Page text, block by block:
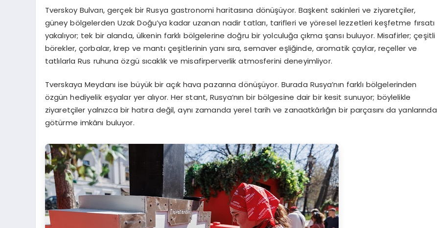
Tverskoy Bulvarı, gerçek bir Rusya gastronomi haritasına dönüşüyor. Başkent sakinleri ve ziyaretçiler,
güney bölgelerden Uzak Doğu’ya kadar uzanan nadir tatları, tarifleri ve yöresel lezzetleri keşfetme fırsatı
yakalıyor; tek bir alanda, ülkenin farklı bölgelerine doğru bir yolculuğa çıkma şansı buluyor. Misafirler; çeşitli
börekler, çorbalar, krep ve mantı çeşitlerinin yanı sıra, semaver eşliğinde, aromatik çaylar, reçeller ve
tatlılarla Rus ruhuna özgü sıcaklık ve misafirperverlik atmosferini deneyimliyor.
Tverskaya Meydanı ise büyük bir açık hava pazarına dönüşüyor. Burada Rusya’nın farklı bölgelerinden
özgün hediyelik eşyalar yer alıyor. Her stant, Rusya’nın bir bölgesine dair bir kesit sunuyor; böylelikle
ziyaretçiler yalnızca bir hatıra değil, aynı zamanda yerel tarih ve zanaatkârlığın bir parçasını da yanlarında
götürme imkânı buluyor.